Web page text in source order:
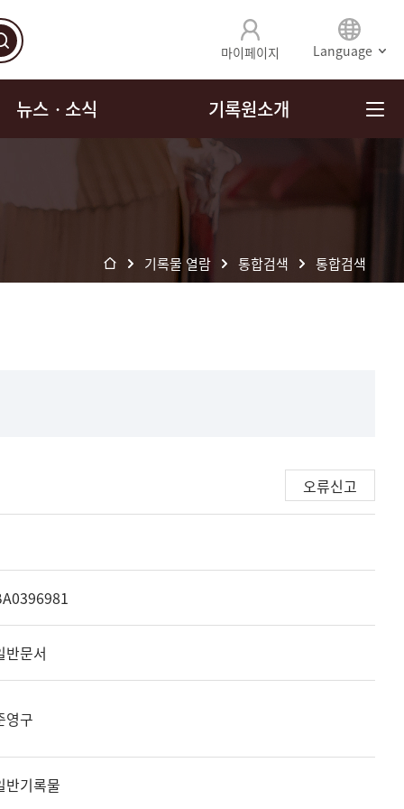
마이페이지 Language
뉴스ㆍ소식 기록원소개
기록물 열람 통합검색 통합검색
오류신고
반문서
영구
반기록물